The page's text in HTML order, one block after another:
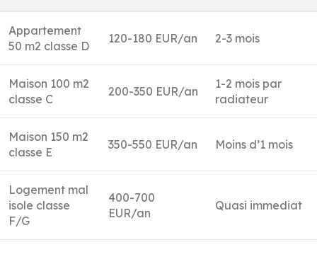
Appartement
50 m2 classe D
120-180 EUR/an 2-3 mois
Maison 100 m2
classe C
200-350 EUR/an
1-2 mois par
radiateur
Maison 150 m2
classe E
350-550 EUR/an Moins d’1 mois
Logement mal
isole classe
F/G
400-700
EUR/an
Quasi immediat